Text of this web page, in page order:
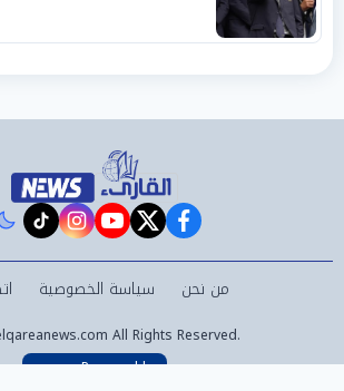
facebook
twitter
youtube
من نحن سياسة الخصوصية
All Rights Reserved.
Powered by